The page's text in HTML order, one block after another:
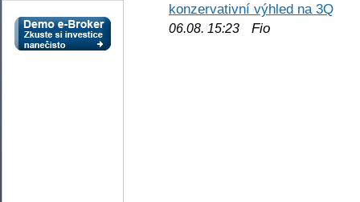
konzervativní výhled na 3Q
06.08. 15:23 Fio